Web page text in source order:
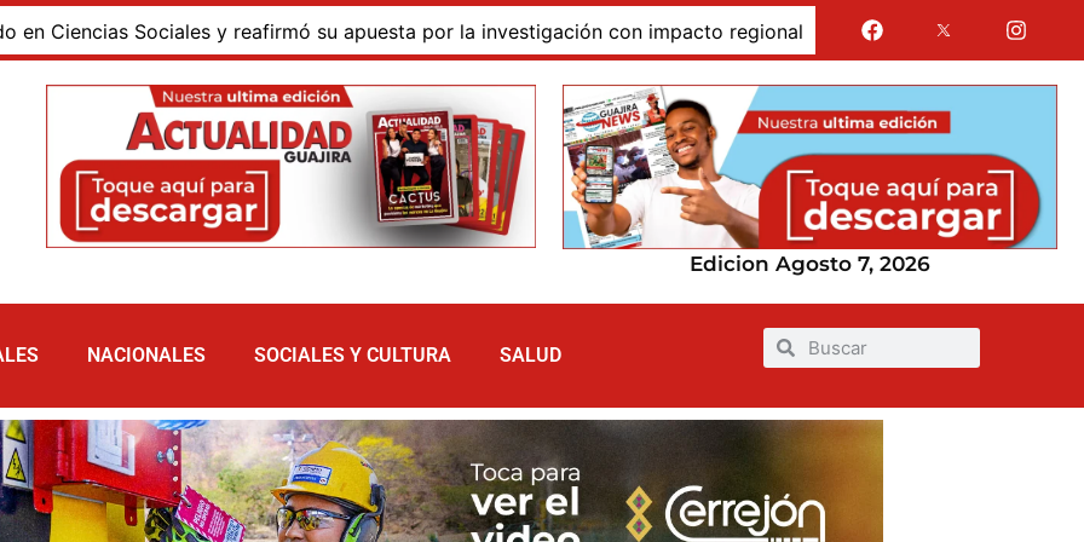
Sociales y reafirmó su apuesta por la investigación con impacto regional Jairo Aguilar cuestionó que se
Edicion Agosto 7, 2026
NACIONALES SOCIALES Y CULTURA SALUD